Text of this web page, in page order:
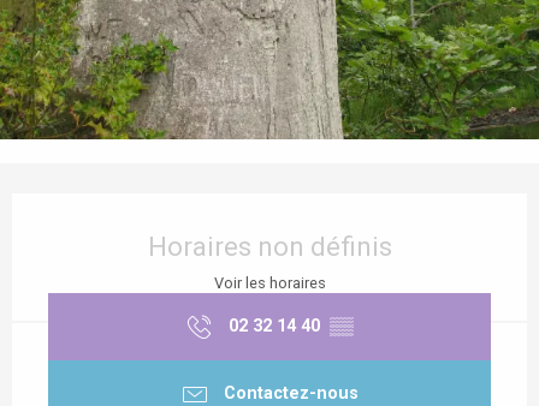
Horaires non définis
Voir les horaires
02 32 14 40 ▒▒
Contactez-nous